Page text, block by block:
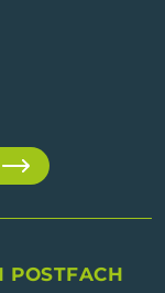
POSTFACH